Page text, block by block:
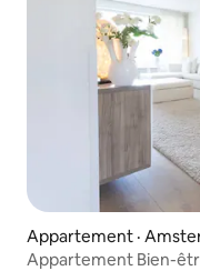
Appartement ·
Appartement Bien-